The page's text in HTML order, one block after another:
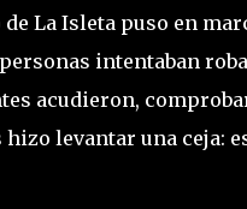
La Isleta puso en
intentaban
acudieron,
levantar una ceja: